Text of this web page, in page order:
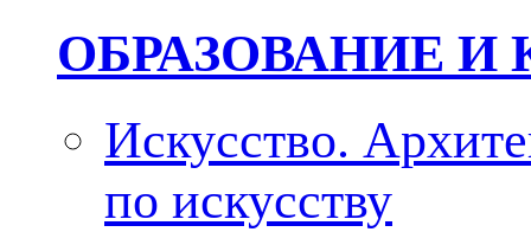
ОБРАЗОВАНИЕ И
Искусство.
по искусству